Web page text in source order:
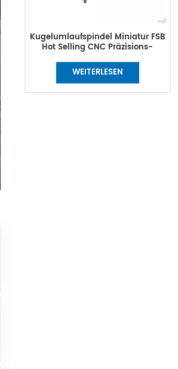
Kugelumlaufspindel Miniatur FSB
Hot Selling CNC Präzisions-
kann Tbi ersetzen
WEITERLESEN